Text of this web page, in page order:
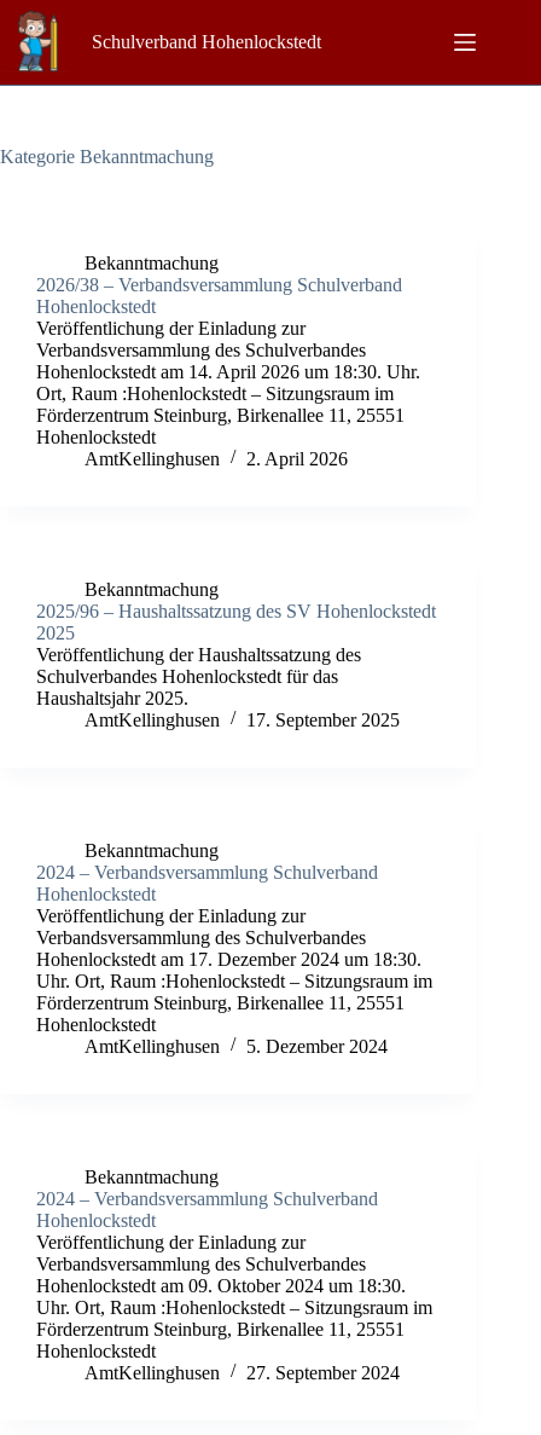
Zum
Inhalt
springen
Schulverband Hohenlockstedt
Kategorie Bekanntmachung
Bekanntmachung
2026/38 – Verbandsversammlung Schulverband
Hohenlockstedt
Veröffentlichung der Einladung zur
Verbandsversammlung des Schulverbandes
Hohenlockstedt am 14. April 2026 um 18:30. Uhr.
Ort, Raum :Hohenlockstedt – Sitzungsraum im
Förderzentrum Steinburg, Birkenallee 11, 25551
Hohenlockstedt
AmtKellinghusen
2. April 2026
Bekanntmachung
2025/96 – Haushaltssatzung des SV Hohenlockstedt
2025
Veröffentlichung der Haushaltssatzung des
Schulverbandes Hohenlockstedt für das
Haushaltsjahr 2025.
AmtKellinghusen
17. September 2025
Bekanntmachung
2024 – Verbandsversammlung Schulverband
Hohenlockstedt
Veröffentlichung der Einladung zur
Verbandsversammlung des Schulverbandes
Hohenlockstedt am 17. Dezember 2024 um 18:30.
Uhr. Ort, Raum :Hohenlockstedt – Sitzungsraum im
Förderzentrum Steinburg, Birkenallee 11, 25551
Hohenlockstedt
AmtKellinghusen
5. Dezember 2024
Bekanntmachung
2024 – Verbandsversammlung Schulverband
Hohenlockstedt
Veröffentlichung der Einladung zur
Verbandsversammlung des Schulverbandes
Hohenlockstedt am 09. Oktober 2024 um 18:30.
Uhr. Ort, Raum :Hohenlockstedt – Sitzungsraum im
Förderzentrum Steinburg, Birkenallee 11, 25551
Hohenlockstedt
AmtKellinghusen
27. September 2024